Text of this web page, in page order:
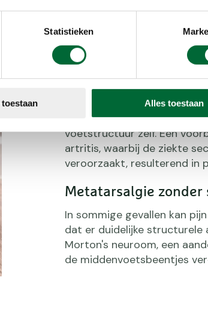
Statistieken
Alles toestaan
Secundaire
Bij deze categorie wordt
externe aandoening, die
voetstructuur zelf. Een
artritis, waarbij de ziekte
veroorzaakt, resulterend in
Metatarsalgie
In sommige gevallen kan
dat er duidelijke structurele
Morton's neuroom, een
de middenvoetsbeentjes